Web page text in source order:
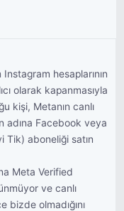
hesaplarının
olarak kapanmasıyla
kişi, Metanın canlı
adına Facebook veya
Tik) aboneliği satın
Meta Verified
ve canlı
olmadığını